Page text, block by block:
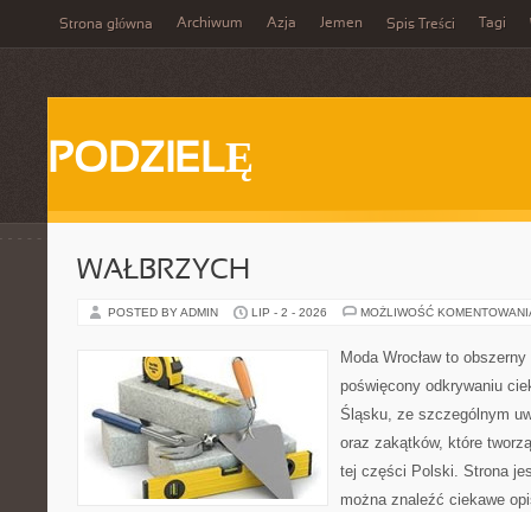
Strona główna Archiwum Azja Jemen Spis Treści Tagi
PODZIELĘ
WAŁBRZYCH
POSTED BY ADMIN LIP - 2 - 2026 MOŻLIWOŚĆ
Moda Wrocław to
poświęcony odkrywaniu
Śląsku, ze szczególnym
oraz zakątków, które
tej części Polski. Strona
można znaleźć ciekawe